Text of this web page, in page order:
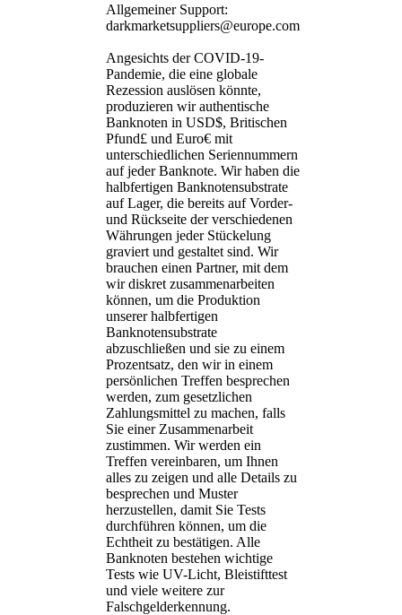
Allgemeiner Support:
darkmarketsuppliers@europe.com
Angesichts der COVID-19-
Pandemie, die eine globale
Rezession auslösen könnte,
produzieren wir authentische
Banknoten in USD$, Britischen
Pfund£ und Euro€ mit
unterschiedlichen Seriennummern
auf jeder Banknote. Wir haben die
halbfertigen Banknotensubstrate
auf Lager, die bereits auf Vorder-
und Rückseite der verschiedenen
Währungen jeder Stückelung
graviert und gestaltet sind. Wir
brauchen einen Partner, mit dem
wir diskret zusammenarbeiten
können, um die Produktion
unserer halbfertigen
Banknotensubstrate
abzuschließen und sie zu einem
Prozentsatz, den wir in einem
persönlichen Treffen besprechen
werden, zum gesetzlichen
Zahlungsmittel zu machen, falls
Sie einer Zusammenarbeit
zustimmen. Wir werden ein
Treffen vereinbaren, um Ihnen
alles zu zeigen und alle Details zu
besprechen und Muster
herzustellen, damit Sie Tests
durchführen können, um die
Echtheit zu bestätigen. Alle
Banknoten bestehen wichtige
Tests wie UV-Licht, Bleistifttest
und viele weitere zur
Falschgelderkennung.